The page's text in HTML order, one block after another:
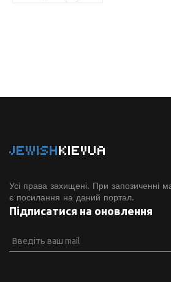
JEWISHKIEVUA
Усі права захищені. При запозиченні
є посилання на даний портал.
Підписатися на оновлення